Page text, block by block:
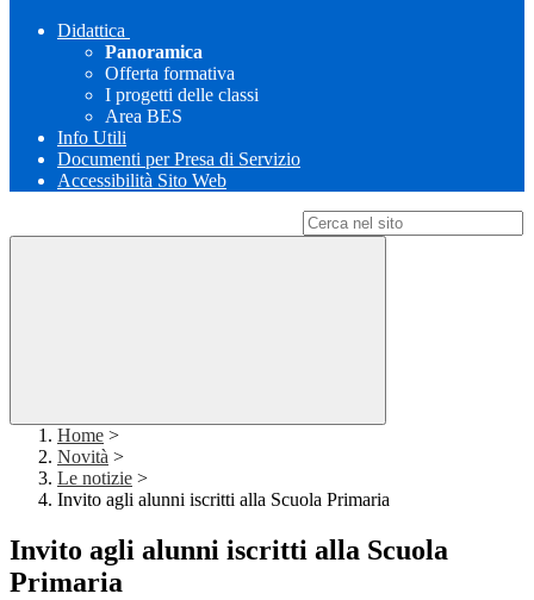
Didattica
Panoramica
Offerta formativa
I progetti delle classi
Area BES
Info Utili
Documenti per Presa di Servizio
Accessibilità Sito Web
Home >
Novità >
Le notizie >
Invito agli alunni iscritti alla Scuola Primaria
Invito agli alunni iscritti alla Scuola
Primaria